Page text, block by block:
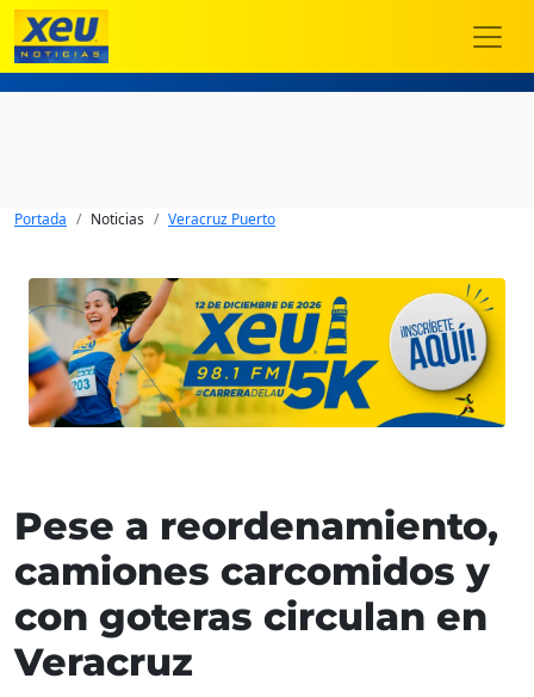
Portada Noticias Veracruz Puerto
Pese a reordenamiento,
camiones carcomidos y
con goteras circulan en
Veracruz